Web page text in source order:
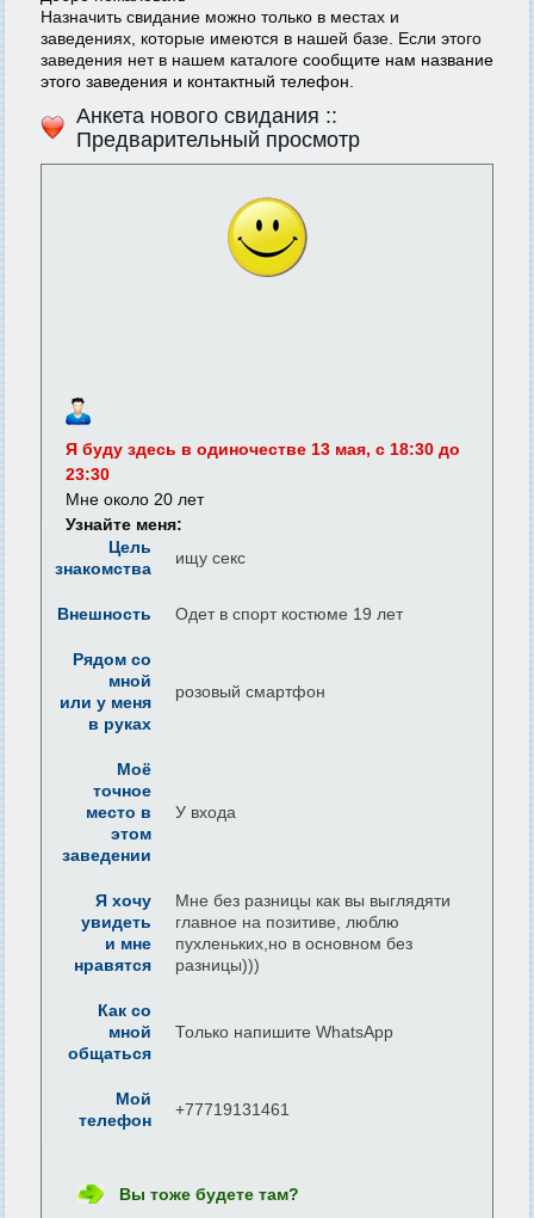
Назначить свидание можно только в местах и
заведениях, которые имеются в нашей базе. Если этого
заведения нет в нашем каталоге сообщите нам название
этого заведения и контактный телефон.
Анкета нового свидания ::
Предварительный просмотр
Я буду здесь в одиночестве 13 мая, c 18:30 до
23:30
Мне около 20 лет
Узнайте меня:
Цель
знакомства
ищу секс
Внешность Одет в спорт костюме 19 лет
Рядом со
мной
или у меня
в руках
розовый смартфон
Моё
точное
место в
этом
заведении
У входа
Я хочу
увидеть
и мне
нравятся
Мне без разницы как вы выглядяти
главное на позитиве, люблю
пухленьких,но в основном без
разницы)))
Как со
мной
общаться
Только напишите WhatsApp
Мой
телефон
+77719131461
Вы тоже будете там?